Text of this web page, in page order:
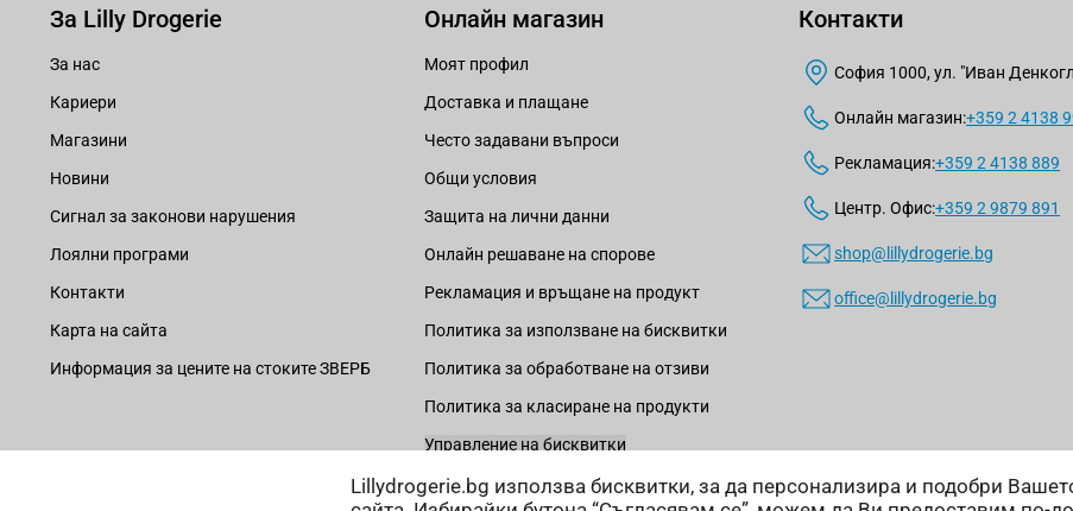
Lillydrogerie.bg използва бисквитки, за да персонализира и подобри
За Lilly Drogerie
За нас
Кариери
Магазини
Новини
Сигнал за законови нарушения
Лоялни програми
Контакти
Карта на сайта
Информация за цените на стоките ЗВЕРБ
Онлайн магазин
Моят профил
Доставка и плащане
Често задавани въпроси
Общи условия
Защита на лични данни
Онлайн решаване на спорове
Рекламация и връщане на продукт
Политика за използване на бисквитки
Политика за обработване на отзиви
Политика за класиране на продукти
Управление на бисквитки
Контакти
София 1000, ул. "Иван
Онлайн магазин:+359 2 4138
Рекламация:+359 2 4138 889
Центр. Офис:+359 2 9879 891
shop@lillydrogerie.bg
office@lillydrogerie.bg